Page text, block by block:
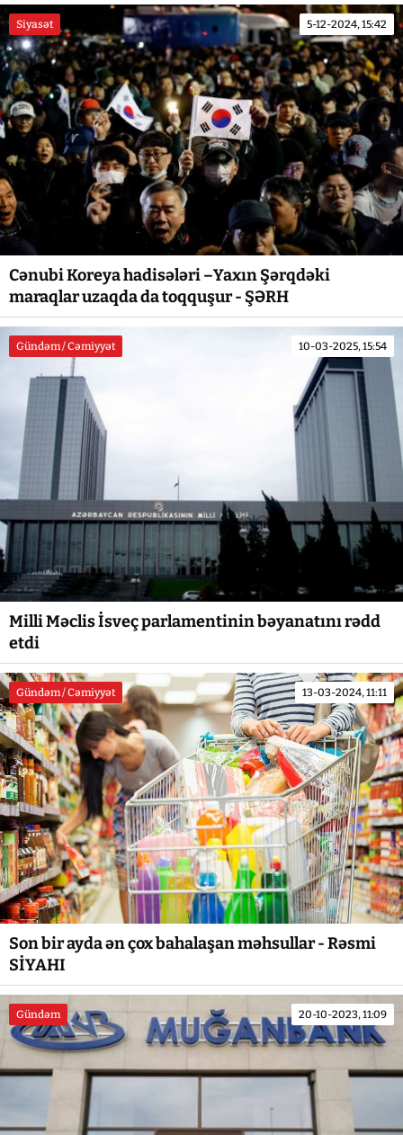
Siyasət 5-12-2024, 15:42
Cənubi Koreya hadisələri –Yaxın Şərqdəki
maraqlar uzaqda da toqquşur - ŞƏRH
Gündəm / Cəmiyyət 10-03-2025, 15:54
Milli Məclis İsveç parlamentinin bəyanatını rədd
etdi
Gündəm / Cəmiyyət 13-03-2024, 11:11
Son bir ayda ən çox bahalaşan məhsullar - Rəsmi
SİYAHI
Gündəm 20-10-2023, 11:09